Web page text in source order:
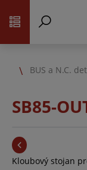
BUS a N.C.
SB85-
Kloubový stojan